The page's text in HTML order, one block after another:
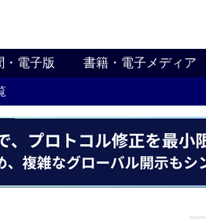
・電子版 書籍・電子メディア